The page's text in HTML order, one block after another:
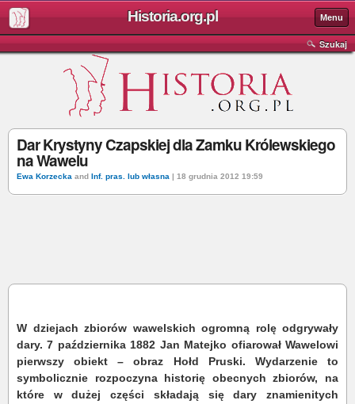
Historia.org.pl Menu
Szukaj
Dar Krystyny Czapskiej dla Zamku Królewskiego
na Wawelu
Ewa Korzecka and Inf. pras. lub własna | 18 grudnia 2012 19:59
W dziejach zbiorów wawelskich ogromną rolę odgrywały
dary. 7 października 1882 Jan Matejko ofiarował Wawelowi
pierwszy obiekt – obraz Hołd Pruski. Wydarzenie to
symbolicznie rozpoczyna historię obecnych zbiorów, na
które w dużej części składają się dary znamienitych